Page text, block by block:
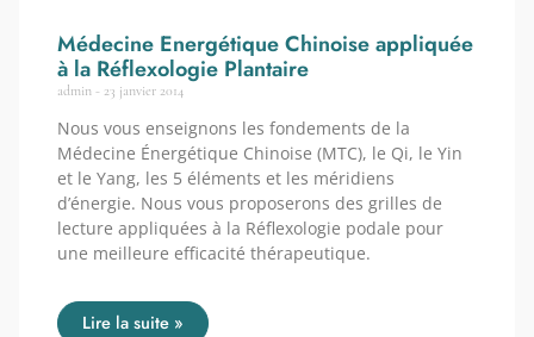
Médecine Energétique Chinoise appliquée
à la Réflexologie Plantaire
admin 23 janvier 2014
Nous vous enseignons les fondements de la
Médecine Énergétique Chinoise (MTC), le Qi, le Yin
et le Yang, les 5 éléments et les méridiens
d’énergie. Nous vous proposerons des grilles de
lecture appliquées à la Réflexologie podale pour
une meilleure efficacité thérapeutique.
Lire la suite »